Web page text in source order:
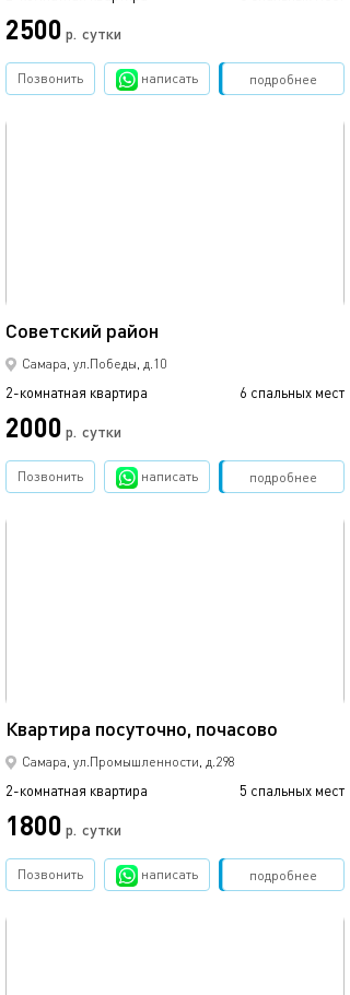
2500 р. сутки
подробнее
Позвонить написать Забронировать
Советский район
Самара, ул.Победы, д.10
2-комнатная квартира 6 спальных мест
2000 р. сутки
подробнее
Позвонить написать Забронировать
Квартира посуточно, почасово
Самара, ул.Промышленности, д.298
2-комнатная квартира 5 спальных мест
1800 р. сутки
подробнее
Позвонить написать Забронировать